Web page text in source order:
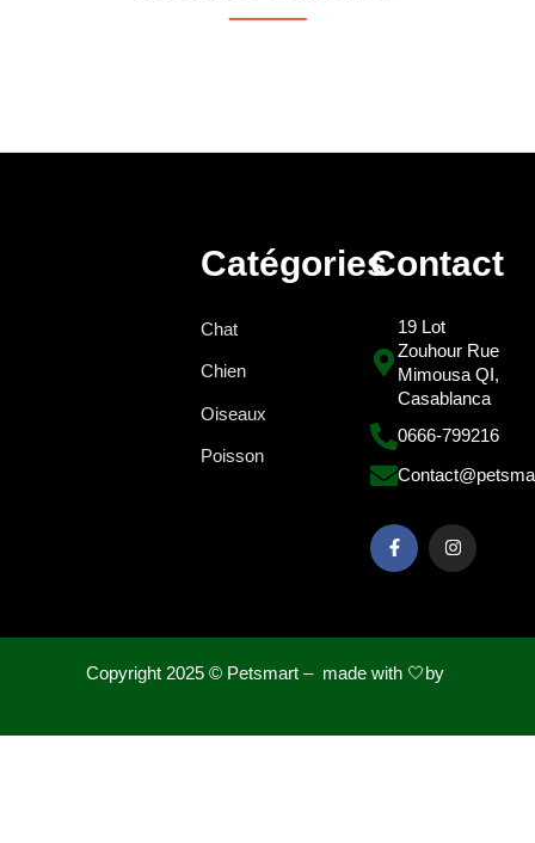
Catégories
Chat
Chien
Oiseaux
Poisson
Contact
19 Lot
Zouhour Rue
Mimousa QI,
Casablanca
0666-799216
Copyright 2025 © Petsmart – made with 🤍by